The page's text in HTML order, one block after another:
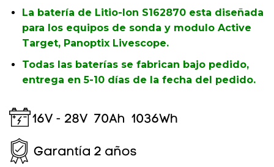
La batería de Litio-Ion S162870 esta diseñada
para los equipos de sonda y modulo Active
Target, Panoptix Livescope.
Todas las baterías se fabrican bajo pedido,
entrega en 5-10 días de la fecha del pedido.